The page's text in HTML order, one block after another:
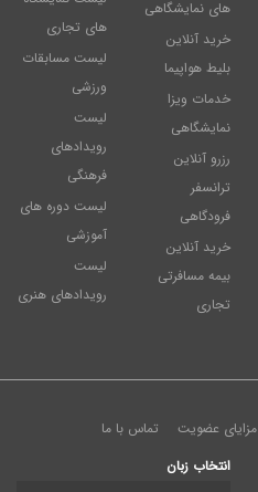
های نمایشگاهی
خرید آنلاین
بلیط هواپیما
خدمات ویزا
نمایشگاهی
رزرو آنلاین
ترانسفر
فرودگاهی
خرید آنلاین
بیمه مسافرتی
تجاری
های تجاری
لیست مسابقات
ورزشی
لیست
رویدادهای
فرهنگی
لیست دوره های
آموزشی
لیست
رویدادهای هنری
مزایای عضویت
تماس با ما
انتخاب زبان